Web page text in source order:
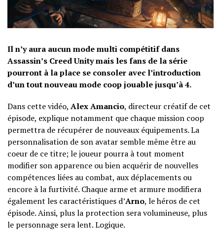
Il n’y aura aucun mode multi compétitif dans
Assassin’s Creed Unity mais les fans de la série
pourront à la place se consoler avec l’introduction
d’un tout nouveau mode coop jouable jusqu’à 4.
Dans cette vidéo, Alex Amancio, directeur créatif de cet
épisode, explique notamment que chaque mission coop
permettra de récupérer de nouveaux équipements. La
personnalisation de son avatar semble même être au
coeur de ce titre; le joueur pourra à tout moment
modifier son apparence ou bien acquérir de nouvelles
compétences liées au combat, aux déplacements ou
encore à la furtivité. Chaque arme et armure modifiera
également les caractéristiques d’Arno, le héros de cet
épisode. Ainsi, plus la protection sera volumineuse, plus
le personnage sera lent. Logique.